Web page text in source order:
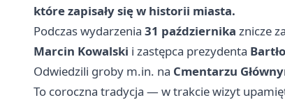
które zapisały się w historii miasta.
Podczas wydarzenia 31 października znicze
Marcin Kowalski i zastępca prezydenta
Odwiedzili groby m.in. na Cmentarzu
To coroczna tradycja — w trakcie wizyt